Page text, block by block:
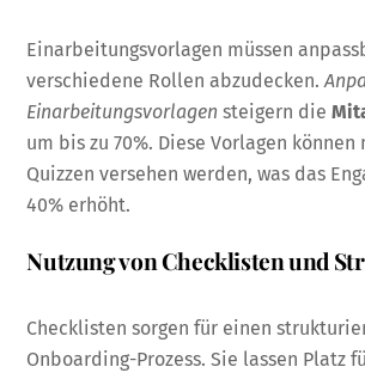
Einarbeitungsvorlagen müssen
verschiedene Rollen abzudecken.
Einarbeitungsvorlagen steigern die
um bis zu 70%. Diese Vorlagen
Quizzen versehen werden, was das
40% erhöht.
Nutzung von Checklisten und
Checklisten sorgen für einen
Onboarding-Prozess. Sie lassen Platz